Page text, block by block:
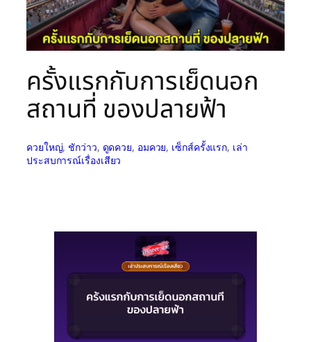
ครั้งแรกกับการเย็ดนอก
สถานที่ ของปลายฟ้า
ควยใหญ่, ชักว่าว, ดูดควย, อมควย, เซ็กส์ครั้งแรก, เล่า
ประสบการณ์เรื่องเสียว